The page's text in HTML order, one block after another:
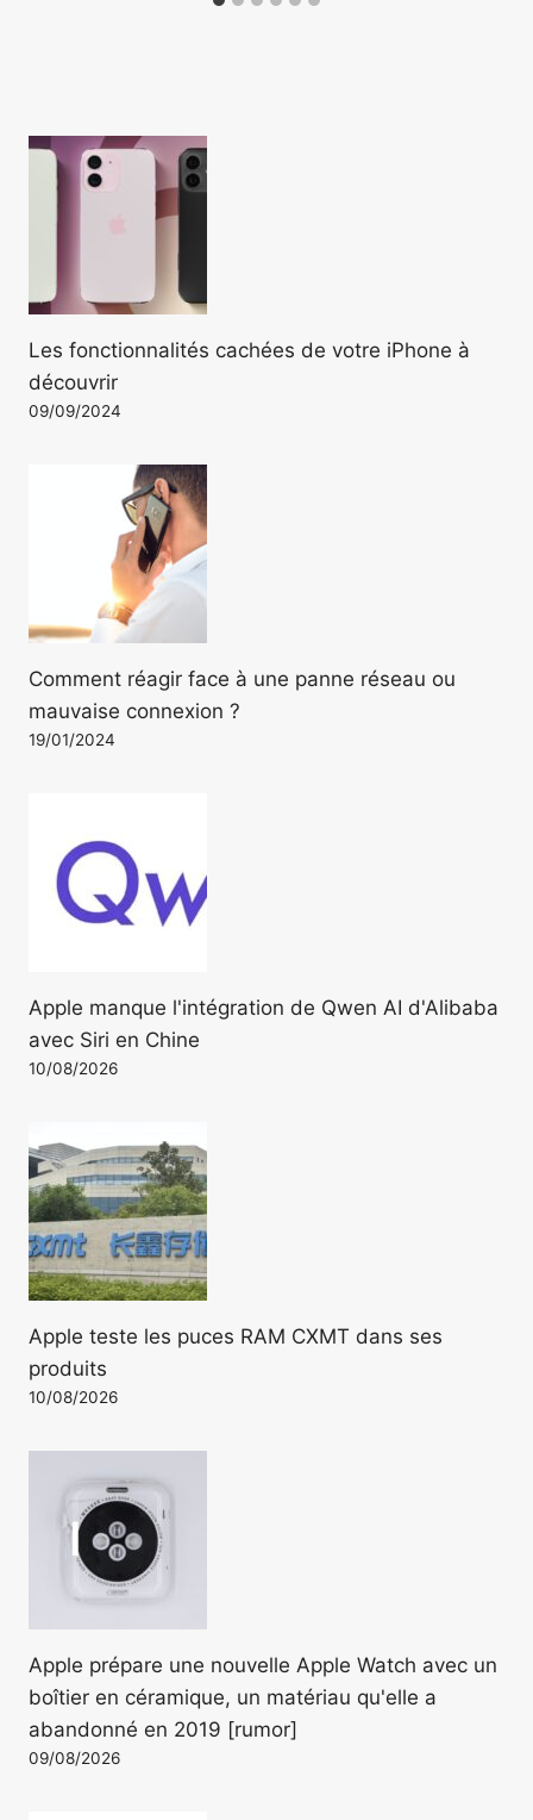
Les fonctionnalités cachées de votre iPhone à
découvrir
09/09/2024
Comment réagir face à une panne réseau ou
mauvaise connexion ?
19/01/2024
Apple manque l'intégration de Qwen AI d'Alibaba
avec Siri en Chine
10/08/2026
Apple teste les puces RAM CXMT dans ses
produits
10/08/2026
Apple prépare une nouvelle Apple Watch avec un
boîtier en céramique, un matériau qu'elle a
abandonné en 2019 [rumor]
09/08/2026